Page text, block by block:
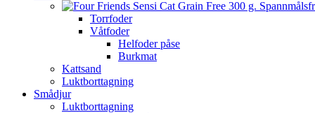
Torrfoder
Våtfoder
Helfoder påse
Burkmat
Kattsand
Luktborttagning
Smådjur
Luktborttagning